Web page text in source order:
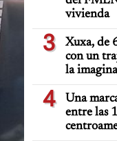
vivienda
3
Xuxa, de
con un
la
4
Una
entre las